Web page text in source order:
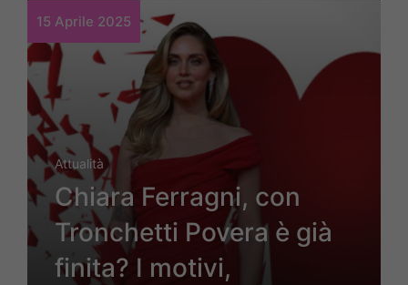
15 Aprile 2025
Attualità
Chiara Ferragni, con
Tronchetti Povera è già
finita? I motivi,